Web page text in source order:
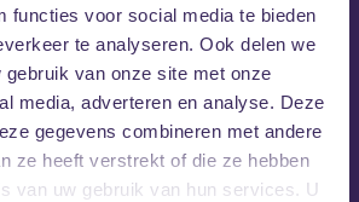
functies voor social media te bieden
te analyseren. Ook delen we
gebruik van onze site met onze
media, adverteren en analyse. Deze
gegevens combineren met andere
ze heeft verstrekt of die ze hebben
van uw gebruik van hun services. U